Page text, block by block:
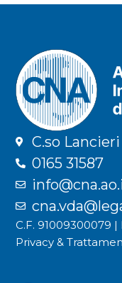
C.so Lancieri
0165 31587
C.F. 91009300079 |
Privacy &